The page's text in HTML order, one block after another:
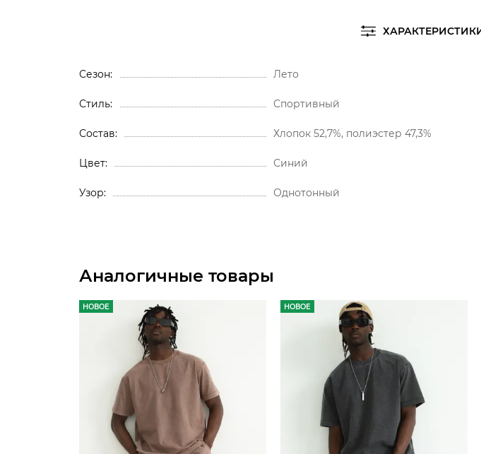
Сезон Лето
Стиль Спортивный
Состав Хлопок 52,7%, полиэстер 47,3%
Цвет Синий
Узор Однотонный
Аналогичные товары
НОВОЕ НОВОЕ